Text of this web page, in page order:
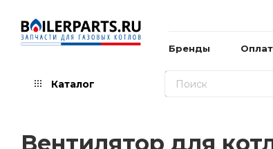
Бренды
Каталог
Вентилятор для